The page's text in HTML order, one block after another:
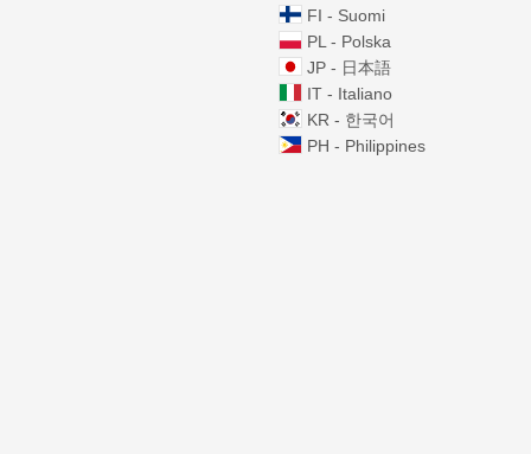
FI - Suomi
PL - Polska
JP - 日本語
IT - Italiano
KR - 한국어
PH - Philippines